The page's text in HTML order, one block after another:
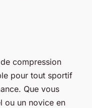
compression
pour tout sportif
Que vous
ou un novice en